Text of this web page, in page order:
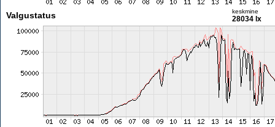
Valgustatus keskmine
28034 lx